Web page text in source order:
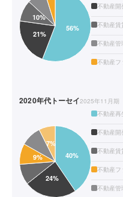
不動産開
不動産賃
不動産管
不動産フ
2020年代 トーセイ2025年11月期
不動産再
不動産開
不動産賃
不動産フ
不動産管